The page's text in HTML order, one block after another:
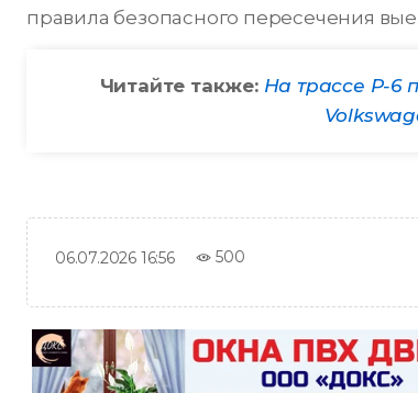
правила безопасного пересечения
Читайте также: На трассе Р-6
06.07.2026 16:56 500